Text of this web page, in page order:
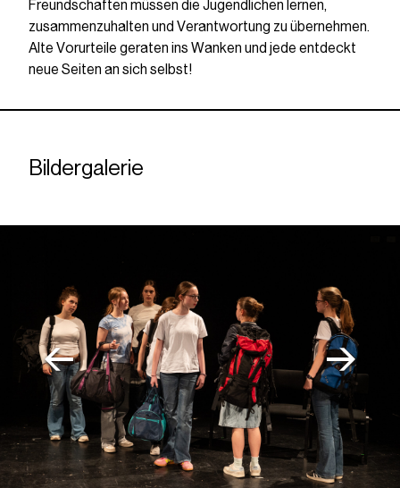
Freundschaften müssen die Jugendlichen lernen,
zusammenzuhalten und Verantwortung zu übernehmen.
Alte Vorurteile geraten ins Wanken und jede entdeckt
neue Seiten an sich selbst!
Bildergalerie